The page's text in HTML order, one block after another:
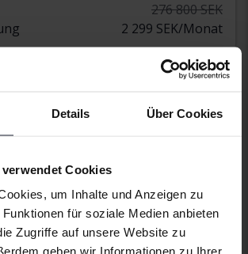
Details Über Cookies
Cookies
um Inhalte und Anzeigen zu
für soziale Medien anbieten
Zugriffe auf unsere Website zu
geben wir Informationen zu Ihrer
276 800 SEK
2 299 SEK/Monat